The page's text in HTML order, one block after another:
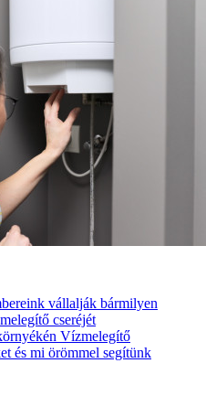
vállalják bármilyen
cseréjét
Vízmelegítő
és mi örömmel segítünk